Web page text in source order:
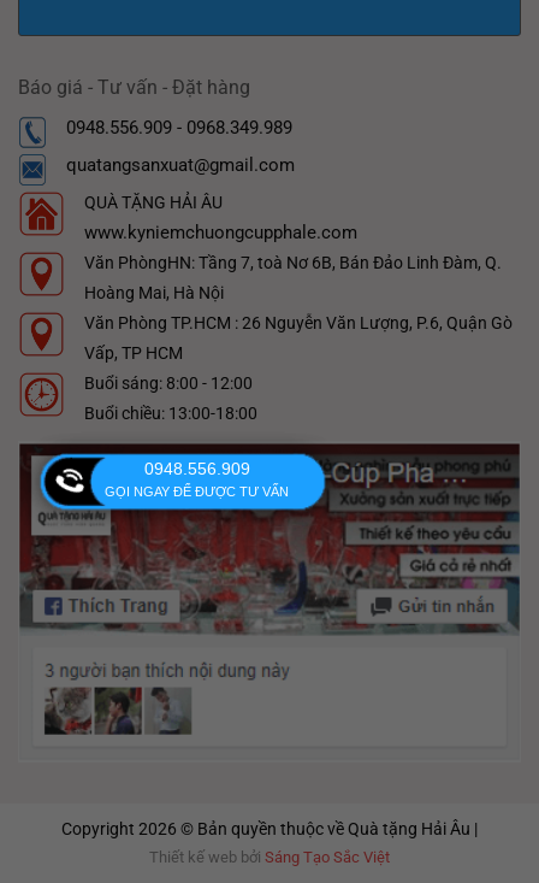
0948.556.909
GỌI NGAY ĐỂ ĐƯỢC TƯ VẤN
Báo giá - Tư vấn - Đặt hàng
0948.556.909 - 0968.349.989
quatangsanxuat@gmail.com
QUÀ TẶNG HẢI ÂU
www.kyniemchuongcupphale.com
Văn PhòngHN: Tầng 7, toà Nơ 6B, Bán Đảo Linh Đàm, Q.
Hoàng Mai, Hà Nội
Văn Phòng TP.HCM : 26 Nguyễn Văn Lượng, P.6, Quận Gò
Vấp, TP HCM
Buổi sáng: 8:00 - 12:00
Buổi chiều: 13:00-18:00
Copyright 2026 © Bản quyền thuộc về Quà tặng Hải Âu |
Thiết kế web bởi Sáng Tạo Sắc Việt